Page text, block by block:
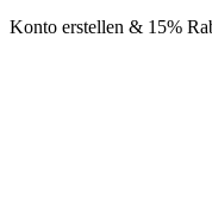
Konto erstellen & 15%